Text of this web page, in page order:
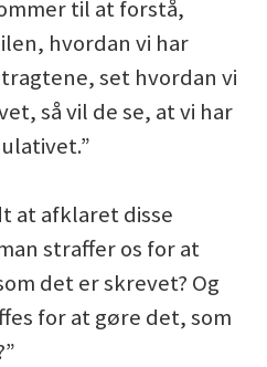
til at forstå,
hvordan vi har
set hvordan vi
så vil de se, at vi har
at afklaret disse
straffer os for at
det er skrevet? Og
for at gøre det, som